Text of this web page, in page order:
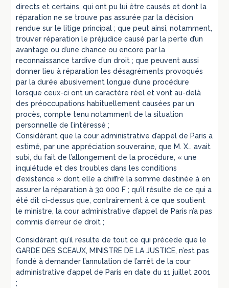
directs et certains, qui ont pu lui être causés et dont la
réparation ne se trouve pas assurée par la décision
rendue sur le litige principal ; que peut ainsi, notamment,
trouver réparation le préjudice causé par la perte d’un
avantage ou d’une chance ou encore par la
reconnaissance tardive d’un droit ; que peuvent aussi
donner lieu à réparation les désagréments provoqués
par la durée abusivement longue d’une procédure
lorsque ceux-ci ont un caractère réel et vont au-delà
des préoccupations habituellement causées par un
procès, compte tenu notamment de la situation
personnelle de l’intéressé ;
Considérant que la cour administrative d’appel de Paris a
estimé, par une appréciation souveraine, que M. X… avait
subi, du fait de l’allongement de la procédure, « une
inquiétude et des troubles dans les conditions
d’existence » dont elle a chiffré la somme destinée à en
assurer la réparation à 30 000 F ; qu’il résulte de ce qui a
été dit ci-dessus que, contrairement à ce que soutient
le ministre, la cour administrative d’appel de Paris n’a pas
commis d’erreur de droit ;
Considérant qu’il résulte de tout ce qui précède que le
GARDE DES SCEAUX, MINISTRE DE LA JUSTICE, n’est pas
fondé à demander l’annulation de l’arrêt de la cour
administrative d’appel de Paris en date du 11 juillet 2001
;